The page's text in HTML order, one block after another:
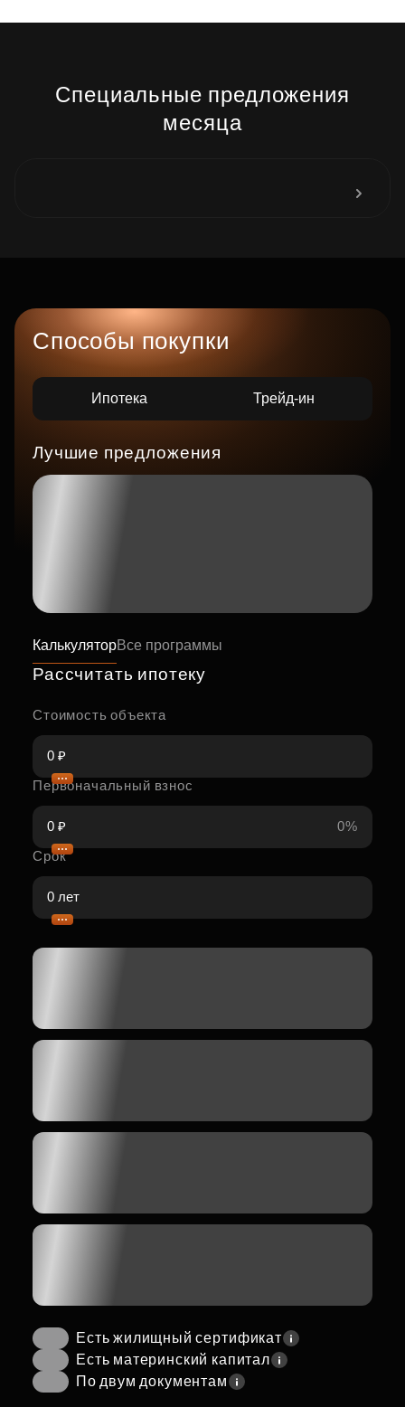
Специальные предложения
месяца
Способы покупки
Ипотека Трейд-ин
Лучшие предложения
КалькуляторВсе программы
Рассчитать ипотеку
Стоимость объекта
Первоначальный взнос
0%
Срок
Есть жилищный сертификат
Есть материнский капитал
По двум документам